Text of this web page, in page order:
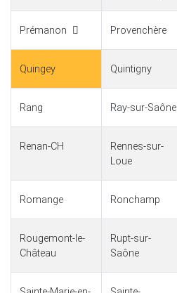
Prémanon Provenchère
Quingey Quintigny
Rang Ray-sur-Saône
Renan-CH
Rennes-sur-
Loue
Romange Ronchamp
Rougemont-le-
Château
Rupt-sur-
Saône